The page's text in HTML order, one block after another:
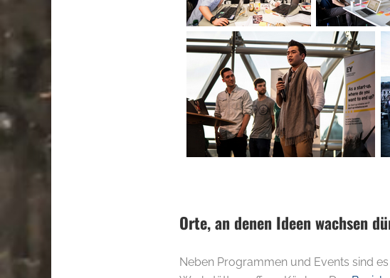
Orte, an denen Ideen wachsen
Neben Programmen und Events sind